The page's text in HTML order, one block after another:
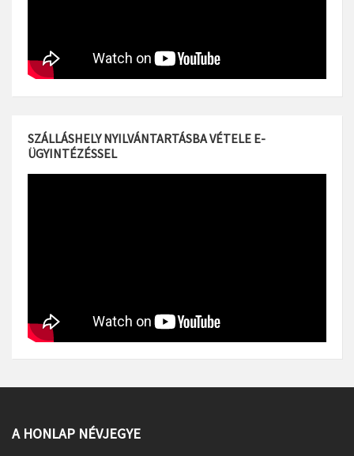
SZÁLLÁSHELY NYILVÁNTARTÁSBA VÉTELE E-
ÜGYINTÉZÉSSEL
A HONLAP NÉVJEGYE